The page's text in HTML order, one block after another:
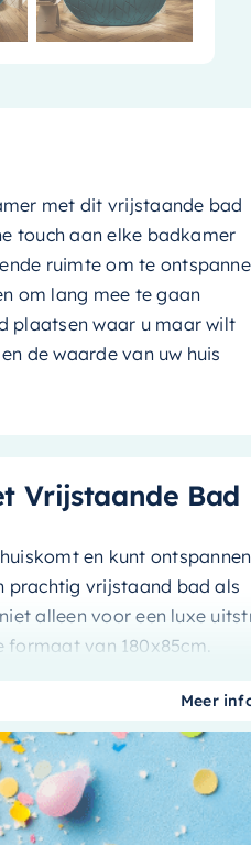
met dit vrijstaande bad
touch aan elke badkamer
ruimte om te
om lang mee te gaan
plaatsen waar u maar wilt
de waarde van uw huis
Vrijstaande Bad
en kunt
prachtig vrijstaand bad als
alleen voor een luxe
van 180x85cm.
dat bekend staat om zijn
voegt een stijlvolle en
die graag een uniek
Meer